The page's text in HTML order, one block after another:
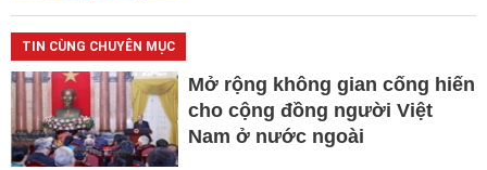
TIN CÙNG CHUYÊN MỤC
Mở rộng không gian cống hiến
cho cộng đồng người Việt
Nam ở nước ngoài